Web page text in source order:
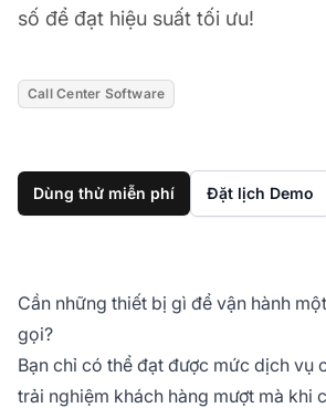
số để đạt hiệu suất tối ưu!
Call Center Software
Dùng thử miễn phí Đặt lịch Demo
Cần những thiết bị gì để vận hành
gọi?
Bạn chỉ có thể đạt được mức dịch vụ
trải nghiệm khách hàng mượt mà khi